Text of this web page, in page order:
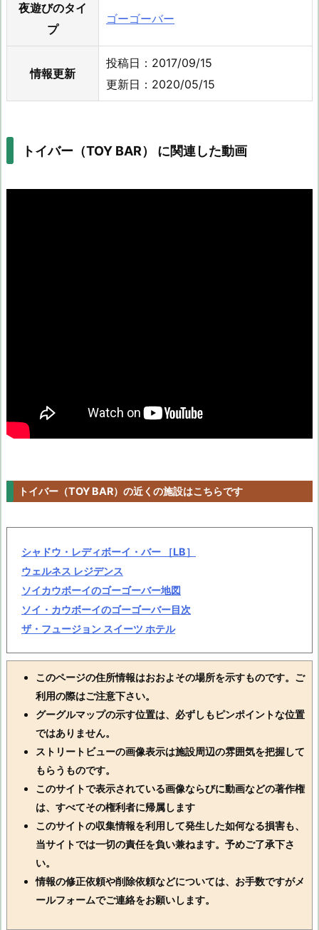
夜遊びのタイ
プ
ゴーゴーバー
情報更新
投稿日：2017/09/15
更新日：2020/05/15
トイバー（TOY BAR） に関連した動画
トイバー（TOY BAR）の近くの施設はこちらです
シャドウ・レディボーイ・バー ［LB］
ウェルネス レジデンス
ソイカウボーイのゴーゴーバー地図
ソイ・カウボーイのゴーゴーバー目次
ザ・フュージョン スイーツ ホテル
このページの住所情報はおおよその場所を示すものです。ご
利用の際はご注意下さい。
グーグルマップの示す位置は、必ずしもピンポイントな位置
ではありません。
ストリートビューの画像表示は施設周辺の雰囲気を把握して
もらうものです。
このサイトで表示されている画像ならびに動画などの著作権
は、すべてその権利者に帰属します
このサイトの収集情報を利用して発生した如何なる損害も、
当サイトでは一切の責任を負い兼ねます。予めご了承下さ
い。
情報の修正依頼や削除依頼などについては、お手数ですがメ
ールフォームでご連絡をお願いします。